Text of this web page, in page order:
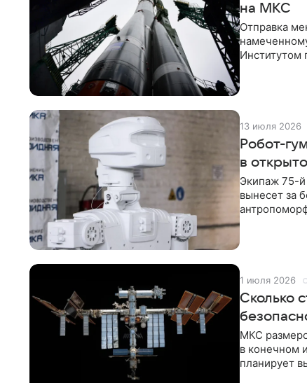
на МКС
Отправка
Институтом
13 июля 2026
Робот-
в
Экипаж 75-й
вынесет за
1 июля 2026
Сколько
МКС
в конечном
планирует